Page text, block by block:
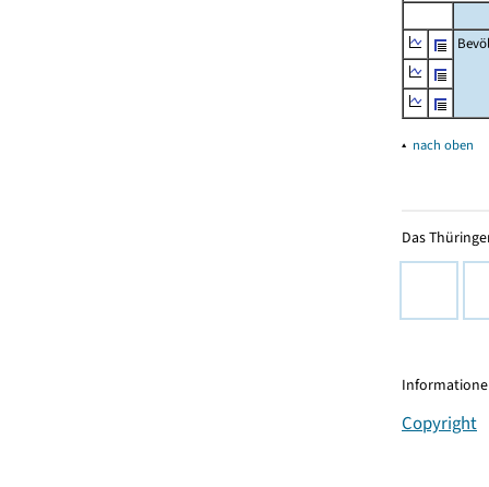
▴ nach oben
Das
Copyright